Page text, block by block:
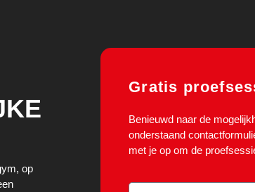
op
Gratis
Benieuwd naar de
onderstaand
met je op om de